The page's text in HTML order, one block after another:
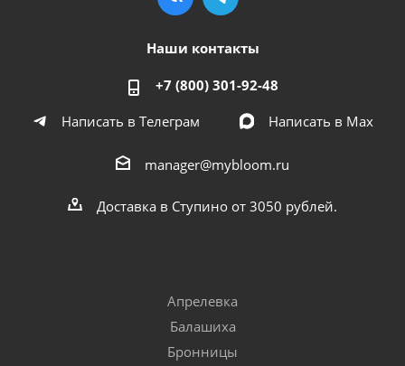
Наши контакты
+7 (800) 301-92-48
Написать в Телеграм
Написать в Мах
manager@mybloom.ru
Доставка в Ступино от 3050 рублей.
Апрелевка
Балашиха
Бронницы